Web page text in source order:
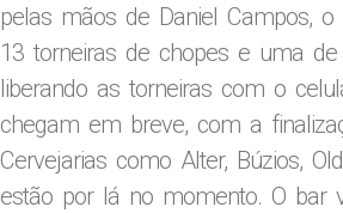
pelas mãos de Daniel Campos,
13 torneiras de chopes e uma
liberando as torneiras com o
chegam em breve, com a
Cervejarias como Alter, Búzios,
estão por lá no momento. O bar